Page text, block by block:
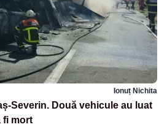
Ionuț Nichita
Severin. Două vehicule au luat
fi mort